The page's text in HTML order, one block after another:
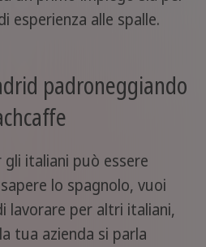
esperienza alle spalle.
padroneggiando
italiani può essere
lo spagnolo, vuoi
lavorare per altri italiani,
tua azienda si parla